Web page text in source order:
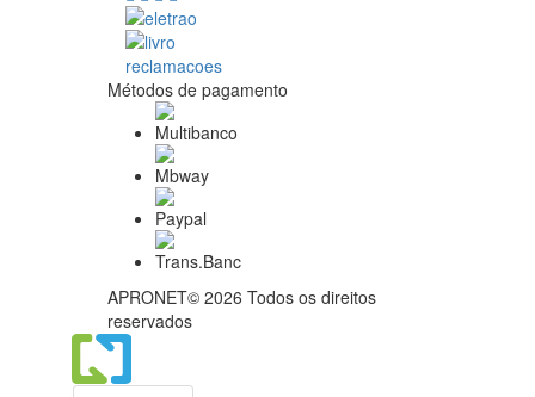
Métodos de pagamento
APRONET© 2026 Todos os direitos
reservados